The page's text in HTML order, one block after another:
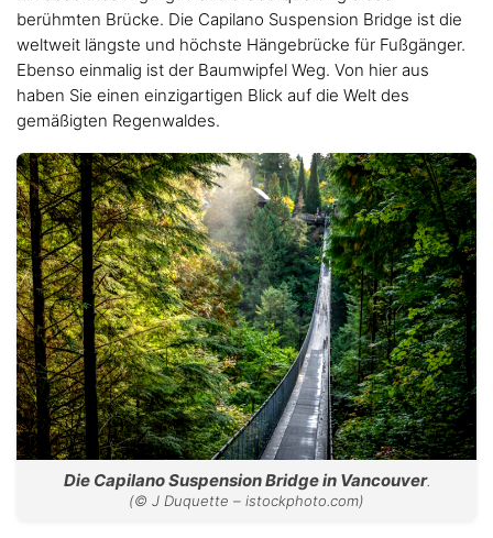
berühmten Brücke. Die Capilano Suspension Bridge ist die
weltweit längste und höchste Hängebrücke für Fußgänger.
Ebenso einmalig ist der Baumwipfel Weg. Von hier aus
haben Sie einen einzigartigen Blick auf die Welt des
gemäßigten Regenwaldes.
Die Capilano Suspension Bridge in Vancouver.
(© J Duquette – istockphoto.com)